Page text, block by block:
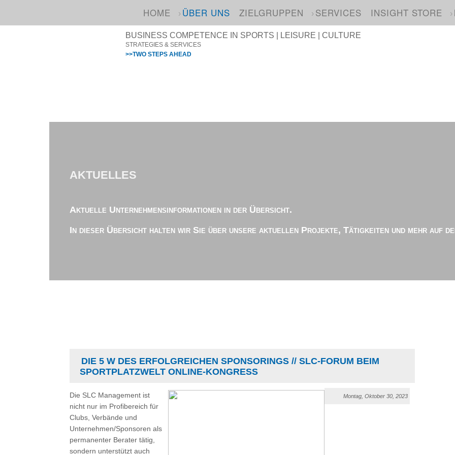
HOME ÜBER UNS ZIELGRUPPEN SERVICES INSIGHT STORE
BUSINESS COMPETENCE IN SPORTS | LEISURE | CULTURE
STRATEGIES & SERVICES
>>TWO STEPS AHEAD
AKTUELLES
Aktuelle Unternehmensinformationen in der Übersicht.
In dieser Übersicht halten wir Sie über unsere aktuellen Projekte, Tätigkeiten und mehr auf
DIE 5 W DES ERFOLGREICHEN SPONSORINGS // SLC-FORUM BEIM
SPORTPLATZWELT ONLINE-KONGRESS
Montag, Oktober 30, 2023
Die SLC Management ist
nicht nur im Profibereich für
Clubs, Verbände und
Unternehmen/Sponsoren als
permanenter Berater tätig,
sondern unterstützt auch